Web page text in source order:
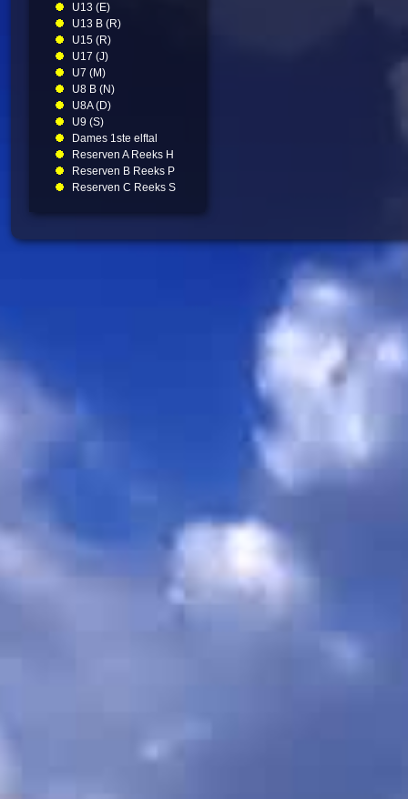
U13 (E)
U13 B (R)
U15 (R)
U17 (J)
U7 (M)
U8 B (N)
U8A (D)
U9 (S)
Dames 1ste elftal
Reserven A Reeks H
Reserven B Reeks P
Reserven C Reeks S